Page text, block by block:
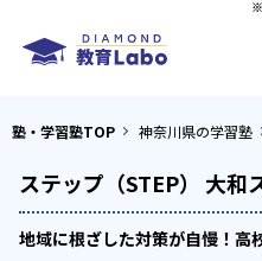
塾・学習塾TOP 神奈川県の学習塾
ステップ（STEP） 大和
地域に根ざした対策が自慢！高